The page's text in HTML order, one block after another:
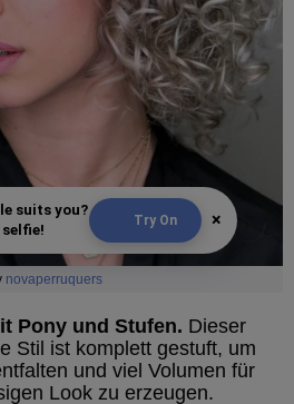
suits you?
Try On ×
novaperruquers
Pony und Stufen. Dieser
Stil ist komplett gestuft, um
und viel Volumen für
Look zu erzeugen.